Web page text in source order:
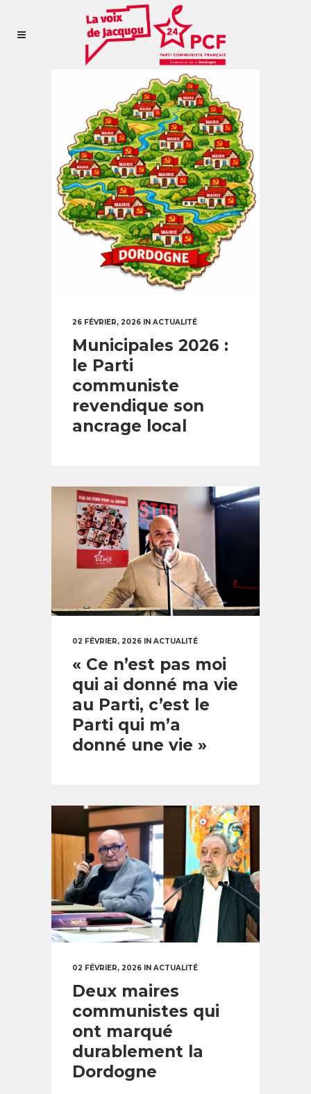
26 FÉVRIER, 2026 IN ACTUALITÉ
Municipales 2026 :
le Parti
communiste
revendique son
ancrage local
02 FÉVRIER, 2026 IN ACTUALITÉ
« Ce n’est pas moi
qui ai donné ma vie
au Parti, c’est le
Parti qui m’a
donné une vie »
02 FÉVRIER, 2026 IN ACTUALITÉ
Deux maires
communistes qui
ont marqué
durablement la
Dordogne